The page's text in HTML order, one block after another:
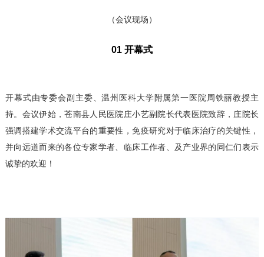
（会议现场）
01 开幕式
开幕式由专委会副主委、温州医科大学附属第一医院周铁丽教授主
持。会议伊始，苍南县人民医院庄小艺副院长代表医院致辞，庄院长
强调搭建学术交流平台的重要性，免疫研究对于临床治疗的关键性，
并向远道而来的各位专家学者、临床工作者、及产业界的同仁们表示
诚挚的欢迎！